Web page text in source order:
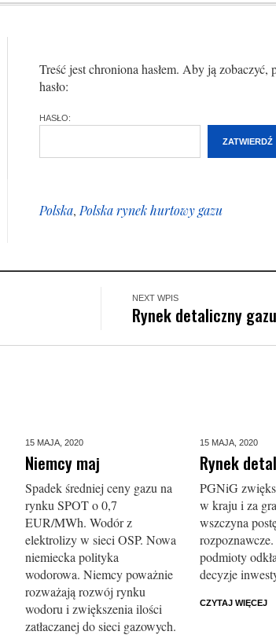
Treść jest chroniona hasłem. Aby ją zobaczyć,
hasło:
HASŁO:
Polska, Polska rynek hurtowy gazu
NEXT WPIS
Rynek detaliczny gazu
15 MAJA, 2020
Niemcy maj
Spadek średniej ceny gazu na
rynku SPOT o 0,7
EUR/MWh. Wodór z
elektrolizy w sieci OSP. Nowa
niemiecka polityka
wodorowa. Niemcy poważnie
rozważają rozwój rynku
wodoru i zwiększenia ilości
zatłaczanej do sieci gazowych.
15 MAJA, 2020
Rynek
PGNiG
w kraju i za
wszczyna
podmioty
decyzje
CZYTAJ WIĘCEJ